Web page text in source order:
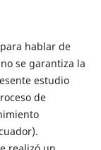
hablar de
se garantiza la
estudio
de